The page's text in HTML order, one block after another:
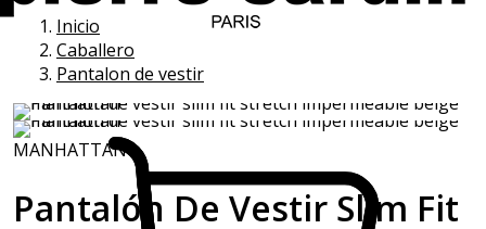
Inicio
Caballero
Pantalon de vestir
MANHATTAN
Pantalón De Vestir Slim Fit